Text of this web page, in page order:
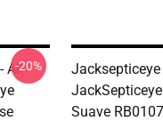
All-20%
Jacksepticeye
Suave RB0107